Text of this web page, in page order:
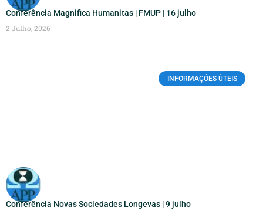
Conferência Magnifica Humanitas | FMUP | 16 julho
2 Julho, 2026
INFORMAÇÕES ÚTEIS
Conferência Novas Sociedades Longevas | 9 julho